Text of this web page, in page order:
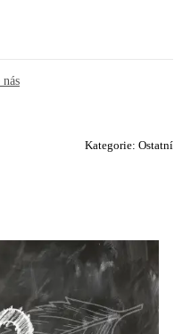
Kategorie: Ostatní